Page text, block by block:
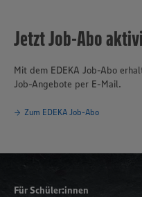
Jetzt Job-Abo
Mit dem EDEKA Job-Abo
Job-Angebote per E-Mail.
Zum EDEKA Job-Abo
Für Schüler:innen